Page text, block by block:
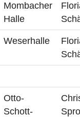
Mombacher
Halle
Weserhalle
Otto-
Schott-